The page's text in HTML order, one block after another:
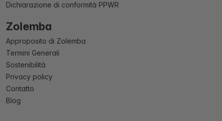
Dichiarazione di conformità PPWR
Zolemba
Approposito di Zolemba
Termini Generali
Sostenibilità
Privacy policy
Contatto
Blog